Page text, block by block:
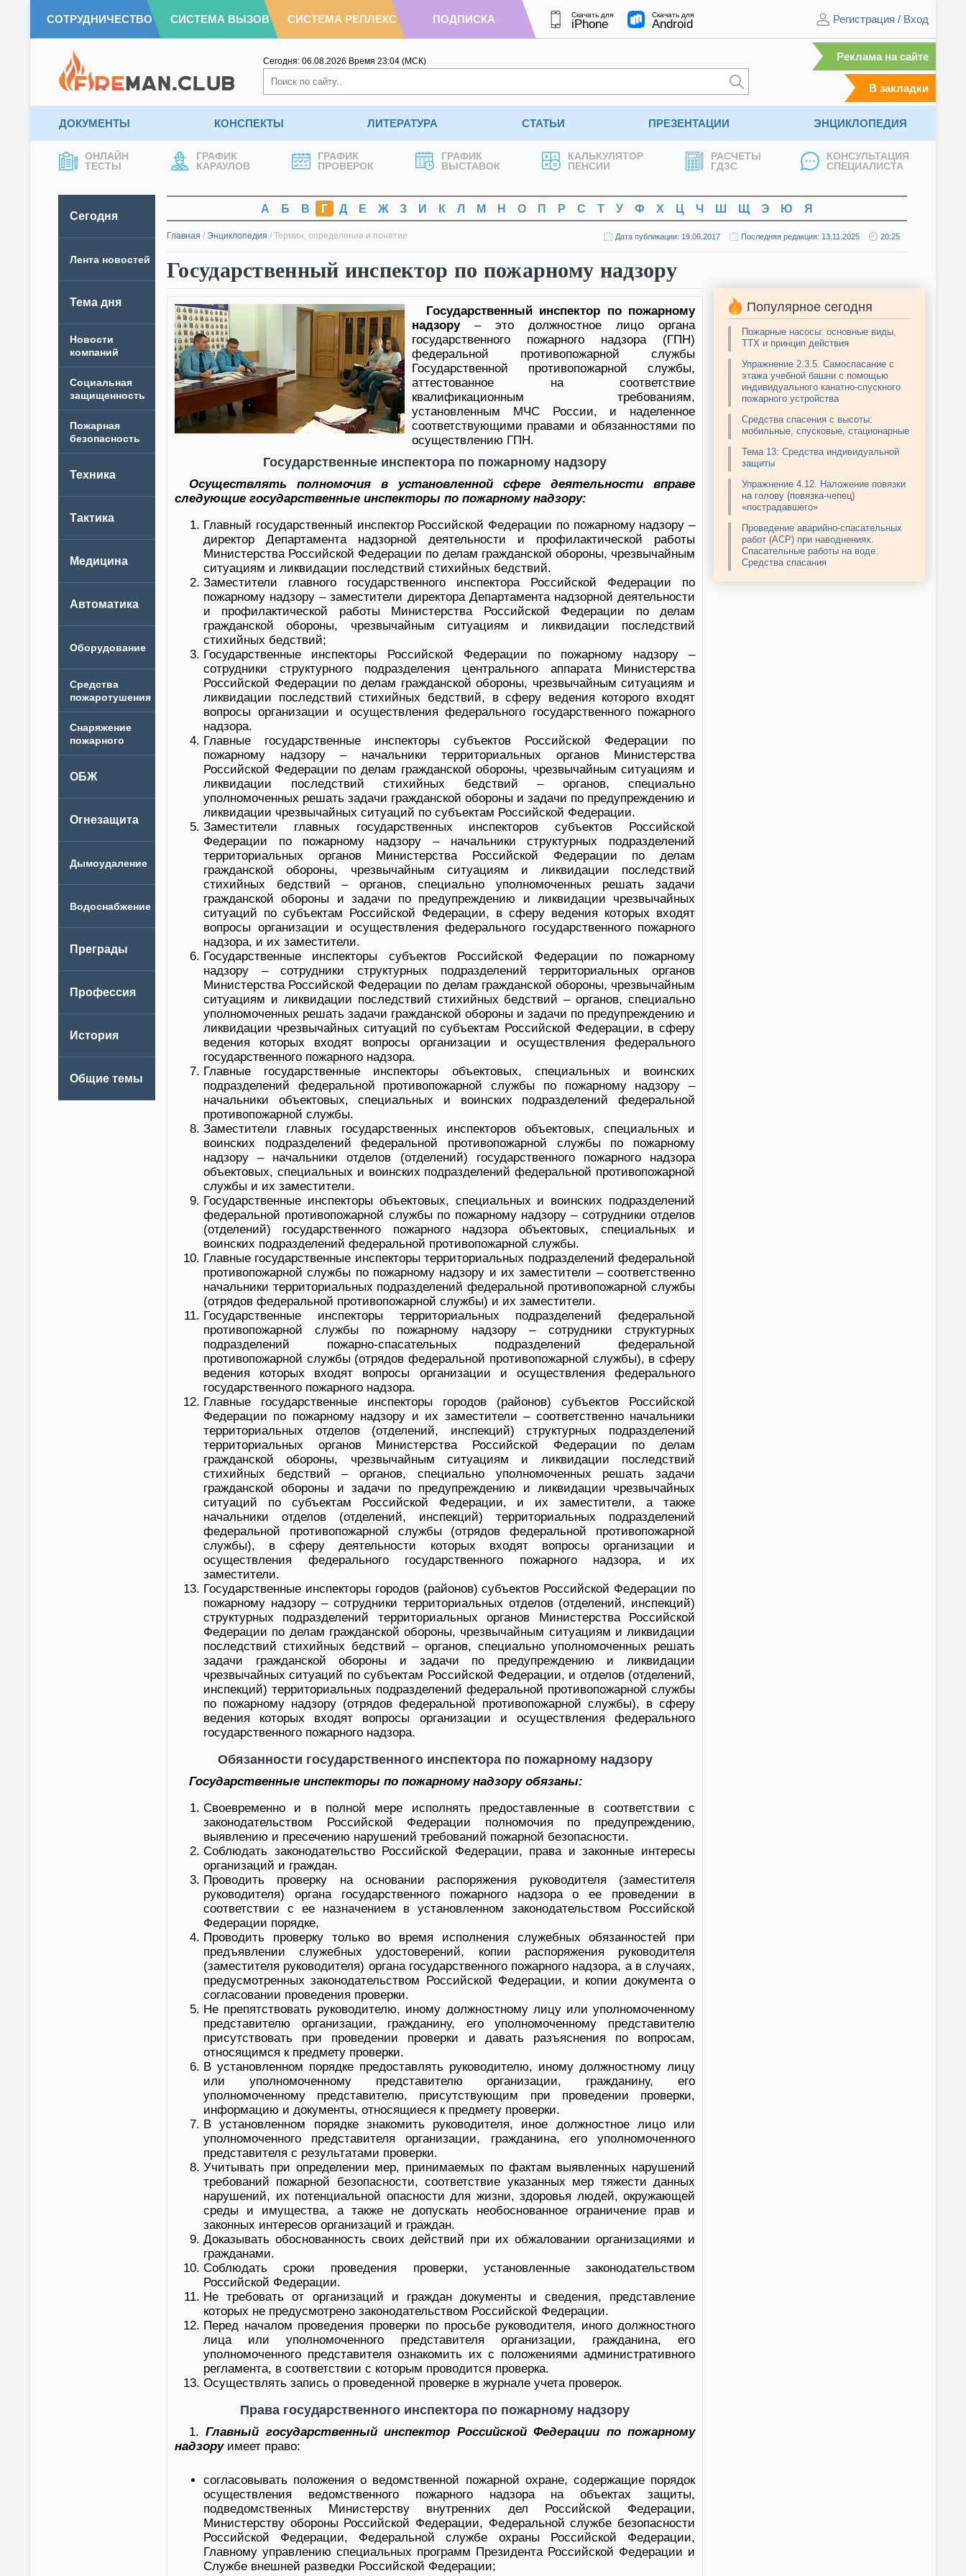
СОТРУДНИЧЕСТВО СИСТЕМА ВЫЗОВ СИСТЕМА РЕПЛЕКС ПОДПИСКА Скачать для
iPhone
Скачать для
Android Регистрация / Вход
Сегодня: 06.08.2026 Время 23:04 (МСК) Реклама на сайте
В закладки
ДОКУМЕНТЫ КОНСПЕКТЫ ЛИТЕРАТУРА СТАТЬИ ПРЕЗЕНТАЦИИ ЭНЦИКЛОПЕДИЯ
ОНЛАЙН
ТЕСТЫ
ГРАФИК
КАРАУЛОВ
ГРАФИК
ПРОВЕРОК
ГРАФИК
ВЫСТАВОК
КАЛЬКУЛЯТОР
ПЕНСИИ
РАСЧЕТЫ
ГДЗС
КОНСУЛЬТАЦИЯ
СПЕЦИАЛИСТА
Сегодня
Лента новостей
Тема дня
Новости
компаний
А Б В Г Д Е Ж З И К Л М Н О П Р С Т У Ф Х Ц Ч Ш Щ Э Ю Я
Главная / Энциклопедия / Термин, определение и понятие Дата публикации: 19.06.2017 Последняя редакция: 13.11.2025 20:25
Государственный инспектор по пожарному надзору
Государственный инспектор по пожарному
надзору– это должностное лицо органа
государственного пожарного надзора (ГПН)
федеральной противопожарной службы
Государственной противопожарной службы,
аттестованное на соответствие
квалификационным требованиям,
установленным МЧС России, и наделенное
соответствующими правами и обязанностями по
осуществлению ГПН.
Государственные инспектора по пожарному надзору
Осуществлять полномочия в установленной сфере деятельности вправе
следующие государственные инспекторы по пожарному надзору:
Главный государственный инспектор Российской Федерации по пожарному надзору –
директор Департамента надзорной деятельности и профилактической работы
Министерства Российской Федерации по делам гражданской обороны, чрезвычайным
ситуациям и ликвидации последствий стихийных бедствий.
Заместители главного государственного инспектора Российской Федерации по
пожарному надзору – заместители директора Департамента надзорной деятельности
и профилактической работы Министерства Российской Федерации по делам
гражданской обороны, чрезвычайным ситуациям и ликвидации последствий
стихийных бедствий;
Государственные инспекторы Российской Федерации по пожарному надзору –
сотрудники структурного подразделения центрального аппарата Министерства
Российской Федерации по делам гражданской обороны, чрезвычайным ситуациям и
ликвидации последствий стихийных бедствий, в сферу ведения которого входят
вопросы организации и осуществления федерального государственного пожарного
надзора.
Главные государственные инспекторы субъектов Российской Федерации по
пожарному надзору – начальники территориальных органов Министерства
Российской Федерации по делам гражданской обороны, чрезвычайным ситуациям и
ликвидации последствий стихийных бедствий – органов, специально
уполномоченных решать задачи гражданской обороны и задачи по предупреждению и
ликвидации чрезвычайных ситуаций по субъектам Российской Федерации.
Заместители главных государственных инспекторов субъектов Российской
Федерации по пожарному надзору – начальники структурных подразделений
территориальных органов Министерства Российской Федерации по делам
гражданской обороны, чрезвычайным ситуациям и ликвидации последствий
стихийных бедствий – органов, специально уполномоченных решать задачи
гражданской обороны и задачи по предупреждению и ликвидации чрезвычайных
ситуаций по субъектам Российской Федерации, в сферу ведения которых входят
вопросы организации и осуществления федерального государственного пожарного
надзора, и их заместители.
Государственные инспекторы субъектов Российской Федерации по пожарному
надзору – сотрудники структурных подразделений территориальных органов
Министерства Российской Федерации по делам гражданской обороны, чрезвычайным
ситуациям и ликвидации последствий стихийных бедствий – органов, специально
уполномоченных решать задачи гражданской обороны и задачи по предупреждению и
ликвидации чрезвычайных ситуаций по субъектам Российской Федерации, в сферу
ведения которых входят вопросы организации и осуществления федерального
государственного пожарного надзора.
Главные государственные инспекторы объектовых, специальных и воинских
подразделений федеральной противопожарной службы по пожарному надзору –
начальники объектовых, специальных и воинских подразделений федеральной
противопожарной службы.
Заместители главных государственных инспекторов объектовых, специальных и
воинских подразделений федеральной противопожарной службы по пожарному
надзору – начальники отделов (отделений) государственного пожарного надзора
объектовых, специальных и воинских подразделений федеральной противопожарной
службы и их заместители.
Государственные инспекторы объектовых, специальных и воинских подразделений
федеральной противопожарной службы по пожарному надзору – сотрудники отделов
(отделений) государственного пожарного надзора объектовых, специальных и
воинских подразделений федеральной противопожарной службы.
Главные государственные инспекторы территориальных подразделений федеральной
противопожарной службы по пожарному надзору и их заместители – соответственно
начальники территориальных подразделений федеральной противопожарной службы
(отрядов федеральной противопожарной службы) и их заместители.
Государственные инспекторы территориальных подразделений федеральной
противопожарной службы по пожарному надзору – сотрудники структурных
подразделений пожарно-спасательных подразделений федеральной
противопожарной службы (отрядов федеральной противопожарной службы), в сферу
ведения которых входят вопросы организации и осуществления федерального
государственного пожарного надзора.
Главные государственные инспекторы городов (районов) субъектов Российской
Федерации по пожарному надзору и их заместители – соответственно начальники
территориальных отделов (отделений, инспекций) структурных подразделений
территориальных органов Министерства Российской Федерации по делам
гражданской обороны, чрезвычайным ситуациям и ликвидации последствий
стихийных бедствий – органов, специально уполномоченных решать задачи
гражданской обороны и задачи по предупреждению и ликвидации чрезвычайных
ситуаций по субъектам Российской Федерации, и их заместители, а также
начальники отделов (отделений, инспекций) территориальных подразделений
федеральной противопожарной службы (отрядов федеральной противопожарной
службы), в сферу деятельности которых входят вопросы организации и
осуществления федерального государственного пожарного надзора, и их
заместители.
Государственные инспекторы городов (районов) субъектов Российской Федерации по
пожарному надзору – сотрудники территориальных отделов (отделений, инспекций)
структурных подразделений территориальных органов Министерства Российской
Федерации по делам гражданской обороны, чрезвычайным ситуациям и ликвидации
последствий стихийных бедствий – органов, специально уполномоченных решать
задачи гражданской обороны и задачи по предупреждению и ликвидации
чрезвычайных ситуаций по субъектам Российской Федерации, и отделов (отделений,
инспекций) территориальных подразделений федеральной противопожарной службы
по пожарному надзору (отрядов федеральной противопожарной службы), в сферу
ведения которых входят вопросы организации и осуществления федерального
государственного пожарного надзора.
Обязанности государственного инспектора по пожарному надзору
Государственные инспекторы по пожарному надзору обязаны:
Своевременно и в полной мере исполнять предоставленные в соответствии с
законодательством Российской Федерации полномочия по предупреждению,
выявлению и пресечению нарушений требований пожарной безопасности.
Соблюдать законодательство Российской Федерации, права и законные интересы
организаций и граждан.
Проводить проверку на основании распоряжения руководителя (заместителя
руководителя) органа государственного пожарного надзора о ее проведении в
соответствии с ее назначением в установленном законодательством Российской
Федерации порядке,
Проводить проверку только во время исполнения служебных обязанностей при
предъявлении служебных удостоверений, копии распоряжения руководителя
(заместителя руководителя) органа государственного пожарного надзора, а в случаях,
предусмотренных законодательством Российской Федерации, и копии документа о
согласовании проведения проверки.
Не препятствовать руководителю, иному должностному лицу или уполномоченному
представителю организации, гражданину, его уполномоченному представителю
присутствовать при проведении проверки и давать разъяснения по вопросам,
относящимся к предмету проверки.
В установленном порядке предоставлять руководителю, иному должностному лицу
или уполномоченному представителю организации, гражданину, его
уполномоченному представителю, присутствующим при проведении проверки,
информацию и документы, относящиеся к предмету проверки.
В установленном порядке знакомить руководителя, иное должностное лицо или
уполномоченного представителя организации, гражданина, его уполномоченного
представителя с результатами проверки.
Учитывать при определении мер, принимаемых по фактам выявленных нарушений
требований пожарной безопасности, соответствие указанных мер тяжести данных
нарушений, их потенциальной опасности для жизни, здоровья людей, окружающей
среды и имущества, а также не допускать необоснованное ограничение прав и
законных интересов организаций и граждан.
Доказывать обоснованность своих действий при их обжаловании организациями и
гражданами.
Соблюдать сроки проведения проверки, установленные законодательством
Российской Федерации.
Не требовать от организаций и граждан документы и сведения, представление
которых не предусмотрено законодательством Российской Федерации.
Перед началом проведения проверки по просьбе руководителя, иного должностного
лица или уполномоченного представителя организации, гражданина, его
уполномоченного представителя ознакомить их с положениями административного
регламента, в соответствии с которым проводится проверка.
Осуществлять запись о проведенной проверке в журнале учета проверок.
Права государственного инспектора по пожарному надзору
1.Главный государственный инспектор Российской Федерации по пожарному
надзоруимеет право:
согласовывать положения о ведомственной пожарной охране, содержащие порядок
осуществления ведомственного пожарного надзора на объектах защиты,
подведомственных Министерству внутренних дел Российской Федерации,
Министерству обороны Российской Федерации, Федеральной службе безопасности
Российской Федерации, Федеральной службе охраны Российской Федерации,
Главному управлению специальных программ Президента Российской Федерации и
Службе внешней разведки Российской Федерации;
Популярное сегодня
Пожарные насосы: основные виды,
ТТХ и принцип действия
Упражнение 2.3.5. Самоспасание с
этажа учебной башни с помощью
индивидуального канатно-спускного
пожарного устройства
Средства спасения с высоты:
мобильные, спусковые, стационарные
Тема 13: Средства индивидуальной
защиты
Упражнение 4.12. Наложение повязки
на голову (повязка-чепец)
«пострадавшего»
Проведение аварийно-спасательных
работ (АСР) при наводнениях.
Спасательные работы на воде.
Средства спасания